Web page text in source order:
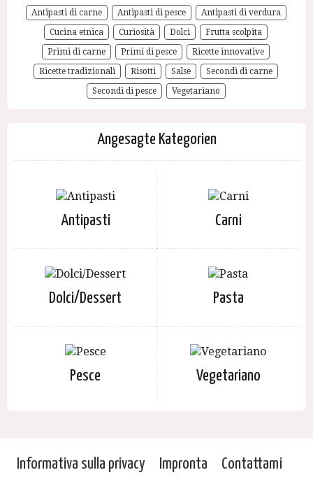
Antipasti di carne Antipasti di pesce
Antipasti di verdura
Cucina etnica
Curiosità Dolci
Frutta scolpita
Primi di carne
Primi di pesce
Ricette innovative
Ricette tradizionali
Risotti Salse
Secondi di carne
Secondi di pesce
Vegetariano
Angesagte Kategorien
Antipasti Carni
Dolci/Dessert Pasta
Pesce Vegetariano
Informativa sulla privacy Impronta Contattami